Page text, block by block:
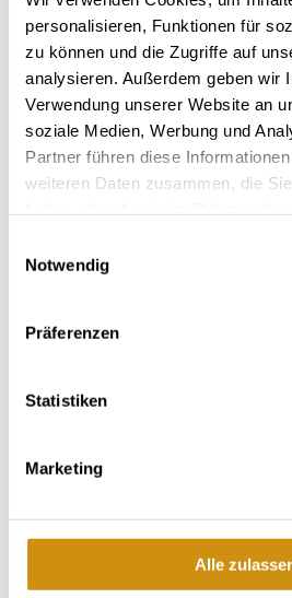
personalisieren, Funktionen für
zu können und die Zugriffe auf
analysieren. Außerdem geben wir
Verwendung unserer Website an
soziale Medien, Werbung und
Partner führen diese
weiteren Daten zusammen, die
Notwendig
Präferenzen
Statistiken
Marketing
Alle
Rebfläche: 13
Gemeinde:
Ingelheim
Einzellage:
Bodenarten
LÖSS/PARARENDZINA
KALKSTEIN/RENDZINA